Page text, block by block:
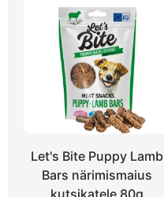
Let's Bite Puppy Lamb
Bars närimismaius